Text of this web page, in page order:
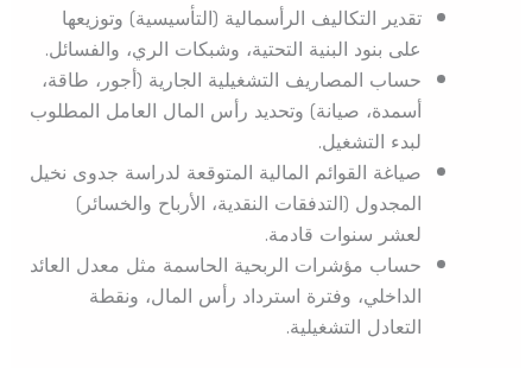
تقدير التكاليف الرأسمالية (التأسيسية) وتوزيعها
على بنود البنية التحتية، وشبكات الري، والفسائل.
حساب المصاريف التشغيلية الجارية (أجور، طاقة،
أسمدة، صيانة) وتحديد رأس المال العامل المطلوب
لبدء التشغيل.
صياغة القوائم المالية المتوقعة لدراسة جدوى نخيل
المجدول (التدفقات النقدية، الأرباح والخسائر)
لعشر سنوات قادمة.
حساب مؤشرات الربحية الحاسمة مثل معدل العائد
الداخلي، وفترة استرداد رأس المال، ونقطة
التعادل التشغيلية.